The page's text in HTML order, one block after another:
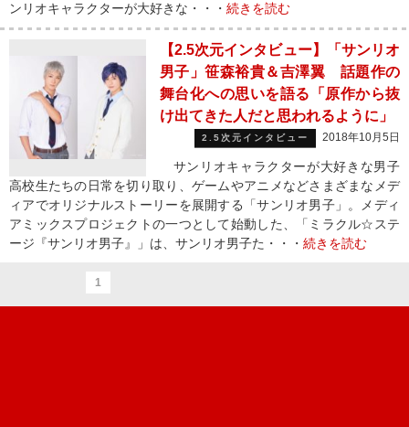
ンリオキャラクターが大好きな・・・ 続きを読む
【2.5次元インタビュー】「サンリオ
男子」笹森裕貴＆吉澤翼 話題作の
舞台化への思いを語る「原作から抜
け出てきた人だと思われるように」
2.5次元インタビュー 2018年10月5日
サンリオキャラクターが大好きな男子
高校生たちの日常を切り取り、ゲームやアニメなどさまざまなメデ
ィアでオリジナルストーリーを展開する「サンリオ男子」。メディ
アミックスプロジェクトの一つとして始動した、「ミラクル☆ステ
ージ『サンリオ男子』」は、サンリオ男子た・・・ 続きを読む
1